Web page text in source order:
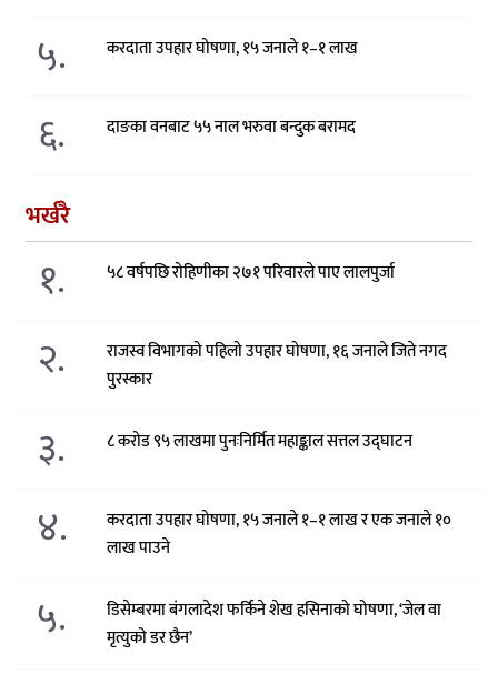
५. करदाता उपहार घोषणा, १५ जनाले १–१ लाख
६. दाङका वनबाट ५५ नाल भरुवा बन्दुक बरामद
भर्खरै
१. ५८ वर्षपछि रोहिणीका २७१ परिवारले पाए लालपुर्जा
२.
राजस्व विभागको पहिलो उपहार घोषणा, १६ जनाले जिते नगद
पुरस्कार
३. ८ करोड ९५ लाखमा पुनःनिर्मित महाङ्काल सत्तल उद्घाटन
४.
करदाता उपहार घोषणा, १५ जनाले १–१ लाख र एक जनाले १०
लाख पाउने
५.
डिसेम्बरमा बंगलादेश फर्किने शेख हसिनाको घोषणा, ‘जेल वा
मृत्युको डर छैन’